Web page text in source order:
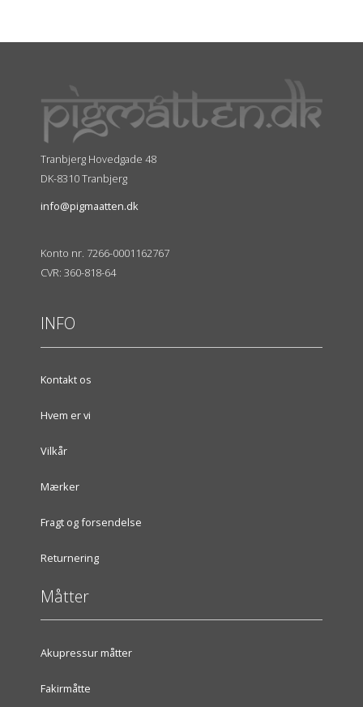
Tranbjerg Hovedgade 48
DK-8310 Tranbjerg
info@pigmaatten.dk
Konto nr. 7266-0001162767
CVR: 360-818-64
INFO
Kontakt os
Hvem er vi
Vilkår
Mærker
Fragt og forsendelse
Returnering
Måtter
Akupressur måtter
Fakirmåtte